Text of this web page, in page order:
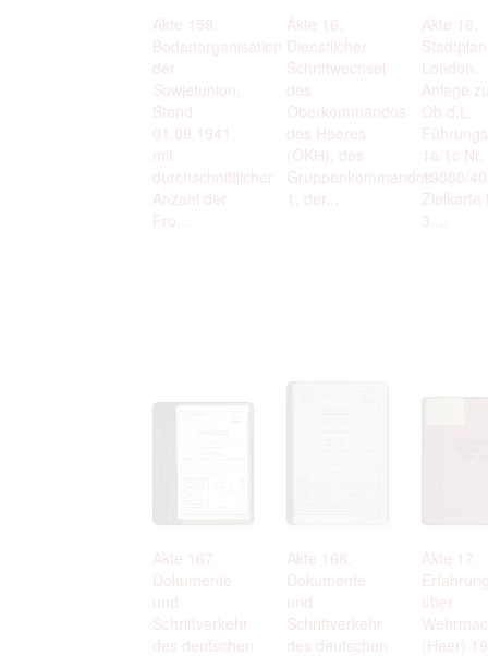
Akte 158.
Bodenorganisation
der
Sowjetunion,
Stand
01.09.1941,
mit
durchschnittlicher
Anzahl der
Fro...
Akte 16.
Dienstlicher
Schriftwechsel
des
Oberkommandos
des Heeres
(OKH), des
Gruppenkommandos
1, der...
Akte 16.
London.
Anlage
Ob.d.L.
1a/1c Nr.
19000/
Zielkarte
3....
Akte 167.
Dokumente
und
Schriftverkehr
des deutschen
Akte 168.
Dokumente
und
Schriftverkehr
des deutschen
Akte 17.
über
(Heer)